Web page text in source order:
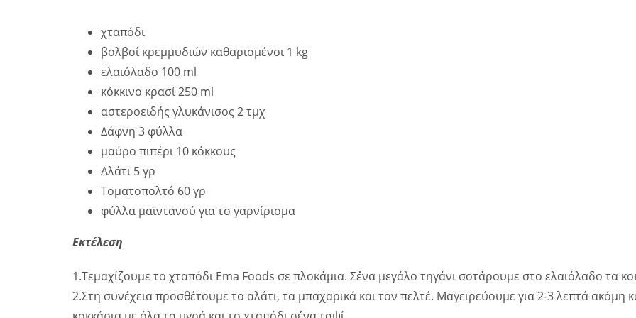
χταπόδι
βολβοί κρεμμυδιών καθαρισμένοι 1 kg
ελαιόλαδο 100 ml
κόκκινο κρασί 250 ml
αστεροειδής γλυκάνισος 2 τμχ
Δάφνη 3 φύλλα
μαύρο πιπέρι 10 κόκκους
Αλάτι 5 γρ
Τοματοπολτό 60 γρ
φύλλα μαϊντανού για το γαρνίρισμα
Εκτέλεση
1.Τεμαχίζουμε το χταπόδι Ema Foods σε πλοκάμια. Σ΄ένα μεγάλο τηγάνι σοτάρουμε στο ελαιόλαδο τα
2.Στη συνέχεια προσθέτουμε το αλάτι, τα μπαχαρικά και τον πελτέ. Μαγειρεύουμε για 2-3 λεπτά ακόμη